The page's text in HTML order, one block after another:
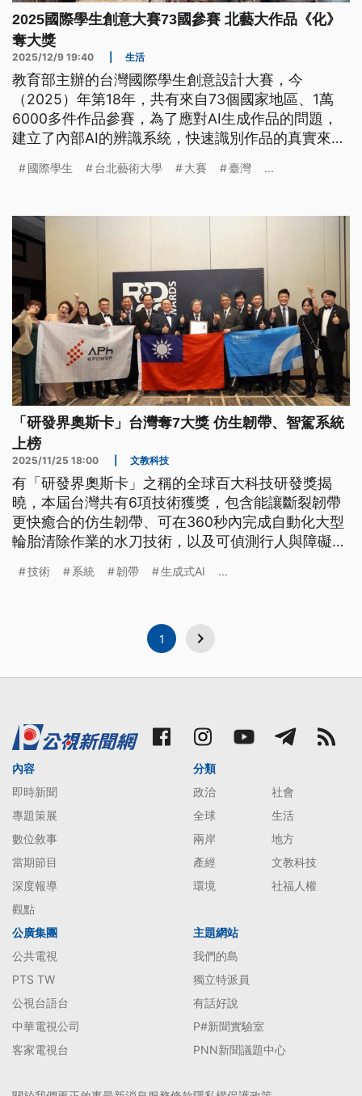
2025國際學生創意大賽73國參賽 北藝大作品《化》
奪大獎
2025/12/9 19:40 生活
教育部主辦的台灣國際學生創意設計大賽，今
（2025）年第18年，共有來自73個國家地區、1萬
6000多件作品參賽，為了應對AI生成作品的問題，
建立了內部AI的辨識系統，快速識別作品的真實來
台北藝術大學的洪菀妤以作品《化》（Essence），
國際學生 台北藝術大學 大賽 臺灣 ...
「研發界奧斯卡」台灣奪7大獎 仿生韌帶、智駕系統
上榜
2025/11/25 18:00 文教科技
有「研發界奧斯卡」之稱的全球百大科技研發獎揭
曉，本屆台灣共有6項技術獲獎，包含能讓斷裂韌帶
更快癒合的仿生韌帶、可在360秒內完成自動化大型
輪胎清除作業的水刀技術，以及可偵測行人與障礙
統。
技術 系統 韌帶 生成式AI ...
1
內容
即時新聞
專題策展
數位敘事
當期節目
深度報導
觀點
分類
政治
社會
全球
生活
兩岸
地方
產經
文教科技
環境
社福人權
公廣集團
公共電視
PTS TW
公視台語台
中華電視公司
客家電視台
主題網站
我們的島
獨立特派員
有話好說
P#新聞實驗室
PNN新聞議題中心